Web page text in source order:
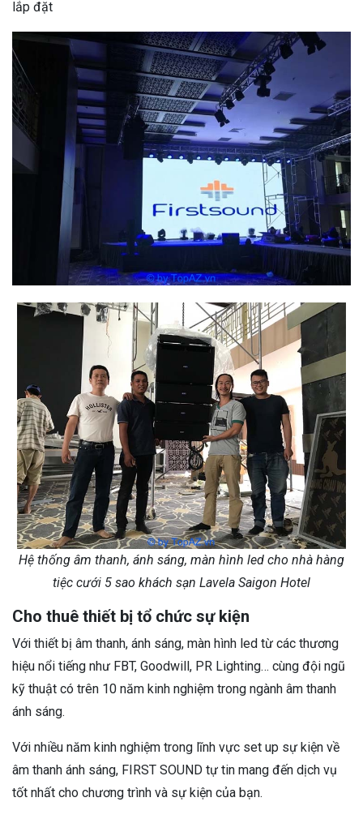
lắp đặt
Hệ thống âm thanh, ánh sáng, màn hình led cho nhà hàng
tiệc cưới 5 sao khách sạn Lavela Saigon Hotel
Cho thuê thiết bị tổ chức sự kiện
Với thiết bị âm thanh, ánh sáng, màn hình led từ các thương
hiệu nổi tiếng như FBT, Goodwill, PR Lighting… cùng đội ngũ
kỹ thuật có trên 10 năm kinh nghiệm trong ngành âm thanh
ánh sáng.
Với nhiều năm kinh nghiệm trong lĩnh vực set up sự kiện về
âm thanh ánh sáng, FIRST SOUND tự tin mang đến dịch vụ
tốt nhất cho chương trình và sự kiện của bạn.